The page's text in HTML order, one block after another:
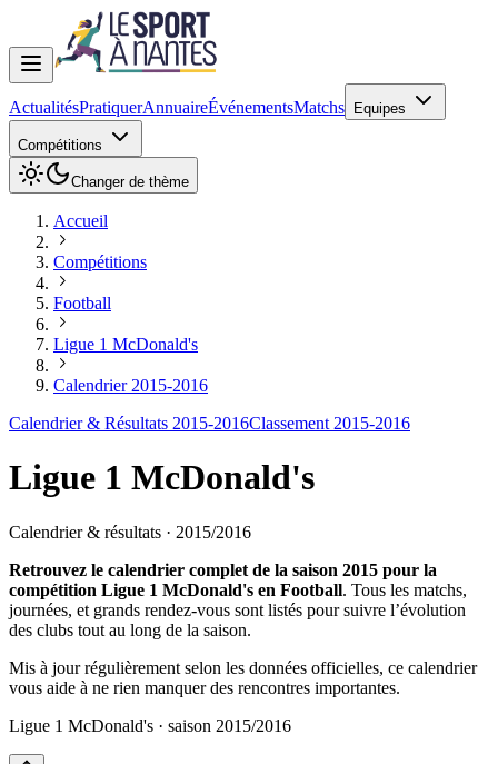
ActualitésPratiquerAnnuaireÉvénementsMatchs Equipes
Compétitions
Changer de thème
Accueil
Compétitions
Football
Ligue 1 McDonald's
Calendrier 2015-2016
Calendrier & Résultats 2015-2016Classement 2015-2016
Ligue 1 McDonald's
Calendrier & résultats · 2015/2016
Retrouvez le calendrier complet de la saison 2015 pour la
compétition Ligue 1 McDonald's en Football. Tous les matchs,
journées, et grands rendez-vous sont listés pour suivre l’évolution
des clubs tout au long de la saison.
Mis à jour régulièrement selon les données officielles, ce calendrier
vous aide à ne rien manquer des rencontres importantes.
Ligue 1 McDonald's · saison 2015/2016